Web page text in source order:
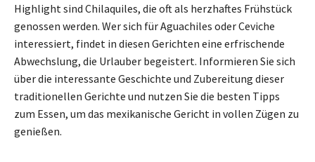
Highlight sind Chilaquiles, die oft als herzhaftes Frühstück
genossen werden. Wer sich für Aguachiles oder Ceviche
interessiert, findet in diesen Gerichten eine erfrischende
Abwechslung, die Urlauber begeistert. Informieren Sie sich
über die interessante Geschichte und Zubereitung dieser
traditionellen Gerichte und nutzen Sie die besten Tipps
zum Essen, um das mexikanische Gericht in vollen Zügen zu
genießen.